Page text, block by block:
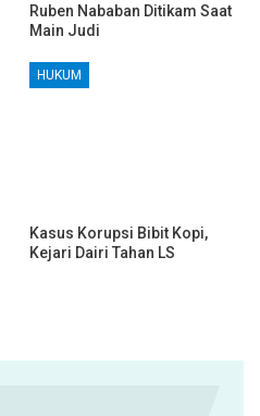
Ruben Nababan Ditikam Saat
Main Judi
HUKUM
Kasus Korupsi Bibit Kopi,
Kejari Dairi Tahan LS